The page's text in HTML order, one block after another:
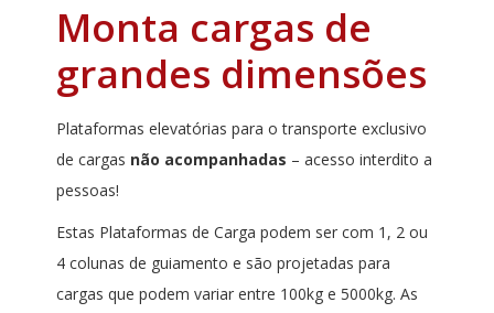
Monta cargas de
grandes dimensões
Plataformas elevatórias para o transporte exclusivo
de cargas não acompanhadas – acesso interdito a
pessoas!
Estas Plataformas de Carga podem ser com 1, 2 ou
4 colunas de guiamento e são projetadas para
cargas que podem variar entre 100kg e 5000kg. As